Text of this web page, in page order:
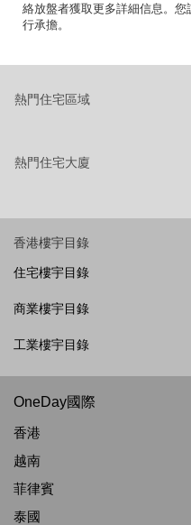
絡放盤者獲取更多詳細信息。
行承擔。
熱門住宅區域
熱門住宅大廈
香港樓宇目錄
住宅樓宇目錄
商業樓宇目錄
工業樓宇目錄
OneDay國際
香港
越南
菲律賓
泰國